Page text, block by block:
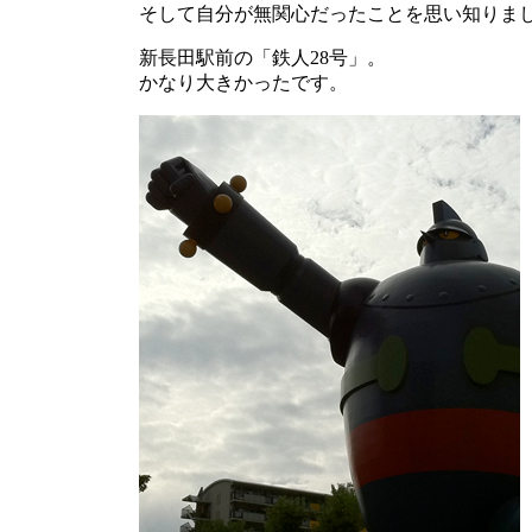
そして自分が無関心だったことを思い知りま
新長田駅前の「鉄人28号」。
かなり大きかったです。